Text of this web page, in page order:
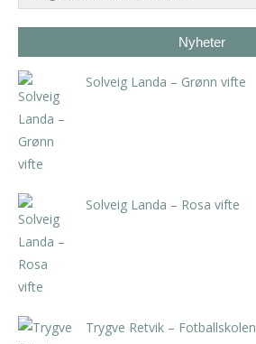
Nyheter
Solveig Landa – Grønn vifte
Solveig Landa – Rosa vifte
Trygve Retvik – Fotballskolen